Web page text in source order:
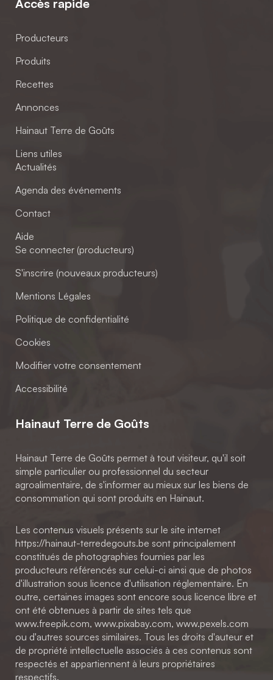
Accès rapide
Producteurs
Produits
Recettes
Annonces
Hainaut Terre de Goûts
Liens utiles
Actualités
Agenda des événements
Contact
Aide
Se connecter (producteurs)
S'inscrire (nouveaux producteurs)
Mentions Légales
Politique de confidentialité
Cookies
Modifier votre consentement
Accessibilité
Hainaut Terre de Goûts
Hainaut Terre de Goûts permet à tout visiteur, qu'il soit
simple particulier ou professionnel du secteur
agroalimentaire, de s'informer au mieux sur les biens de
consommation qui sont produits en Hainaut.
Les contenus visuels présents sur le site internet
https://hainaut-terredegouts.be sont principalement
constitués de photographies fournies par les
producteurs référencés sur celui-ci ainsi que de photos
d'illustration sous licence d'utilisation réglementaire. En
outre, certaines images sont encore sous licence libre et
ont été obtenues à partir de sites tels que
www.freepik.com, www.pixabay.com, www.pexels.com
ou d'autres sources similaires. Tous les droits d'auteur et
de propriété intellectuelle associés à ces contenus sont
respectés et appartiennent à leurs propriétaires
respectifs.